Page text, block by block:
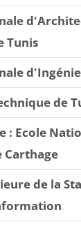
Tunis
de
: Ecole
Carthage
de la